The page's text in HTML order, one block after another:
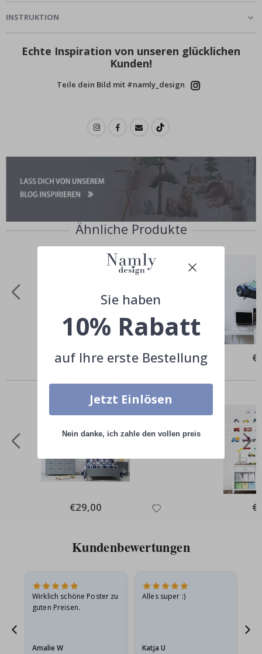
INSTRUKTION
Echte Inspiration von unseren glücklichen
Kunden!
Teile dein Bild mit #namly_design
Ähnliche Produkte
Special
Price
€39,00
Special
Price
€29,00
Kundenbewertungen
Wirklich schöne Poster zu
guten Preisen.
Amalie W
Alles super :)
Katja U
Sie haben
10% Rabatt
auf Ihre erste Bestellung
Jetzt Einlösen
Nein danke, ich zahle den vollen preis